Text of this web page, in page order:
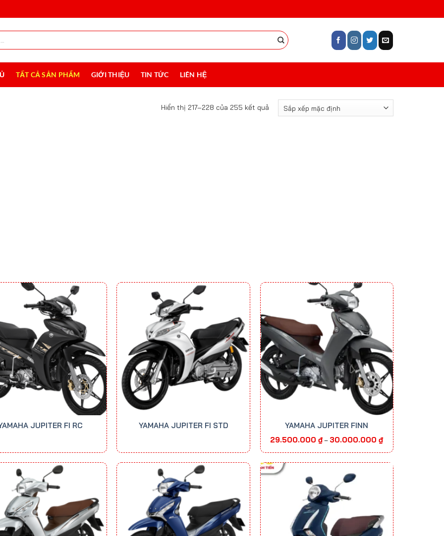
TẤT CẢ SẢN PHẨM GIỚI THIỆU TIN TỨC LIÊN HỆ
Hiển thị 217–228 của 255 kết quả
JUPITER FI RC YAMAHA JUPITER FI STD
YAMAHA JUPITER FINN
29.500.000₫– 30.000.000₫Khoảng
giá:
đến
30.000.000 ₫